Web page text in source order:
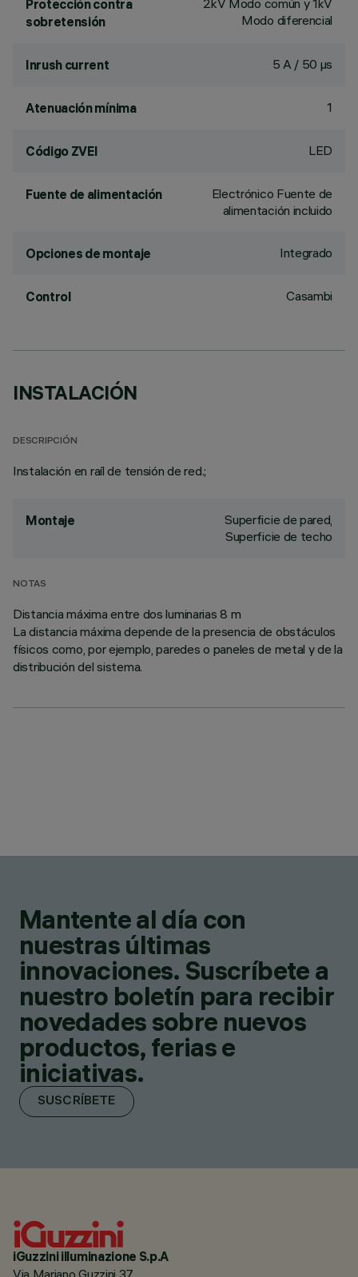
Protección contra
sobretensión
2kV Modo común y 1kV
Modo diferencial
Inrush current 5 A / 50 µs
Atenuación mínima 1
Código ZVEI LED
Fuente de alimentación
Electrónico Fuente de
alimentación incluido
Opciones de montaje Integrado
Control Casambi
INSTALACIÓN
DESCRIPCIÓN
Instalación en raíl de tensión de red.;
Montaje
Superficie de pared,
Superficie de techo
NOTAS
Distancia máxima entre dos luminarias 8 m
La distancia máxima depende de la presencia de obstáculos
físicos como, por ejemplo, paredes o paneles de metal y de la
distribución del sistema.
Mantente al día con
nuestras últimas
innovaciones. Suscríbete a
nuestro boletín para recibir
novedades sobre nuevos
productos, ferias e
iniciativas.
SUSCRÍBETE
iGuzzini illuminazione S.p.A
Via Mariano Guzzini 37